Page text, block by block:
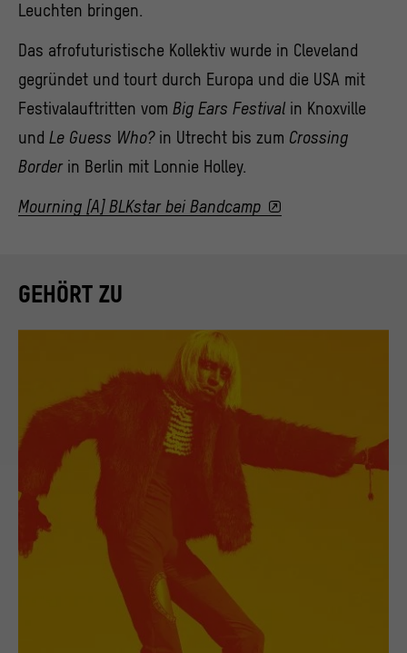
Leuchten bringen.
Das afrofuturistische Kollektiv wurde in Cleveland
gegründet und tourt durch Europa und die USA mit
Festivalauftritten vom Big Ears Festival in Knoxville
und Le Guess Who?in Utrecht bis zum Crossing
Borderin Berlin mit Lonnie Holley.
Mourning [A] BLKstar bei Bandcamp
GEHÖRT ZU